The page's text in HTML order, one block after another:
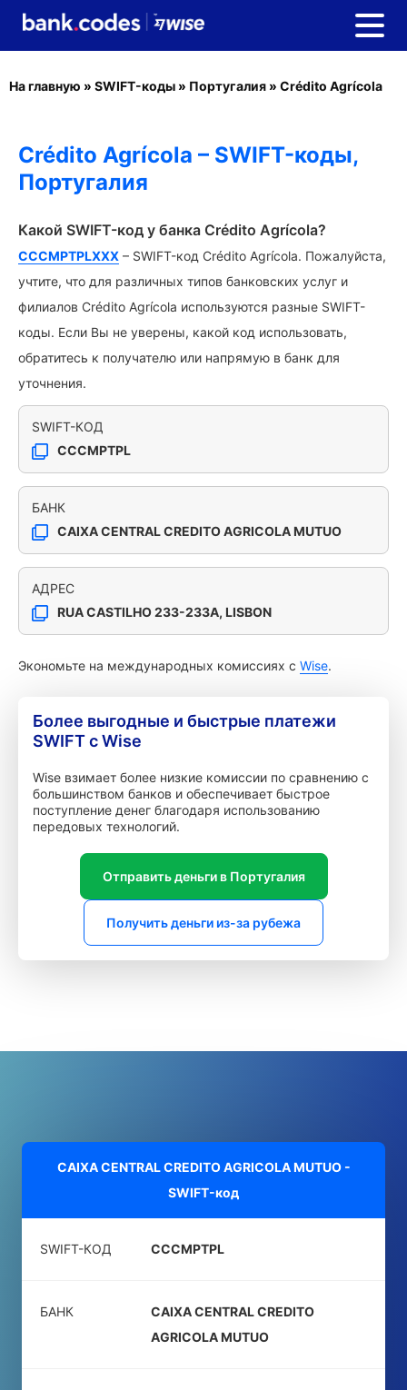
На главную » SWIFT-коды » Португалия » Crédito Agrícola
Crédito Agrícola – SWIFT-коды,
Португалия
Какой SWIFT-код у банка Crédito Agrícola?
CCCMPTPLXXX – SWIFT-код Crédito Agrícola. Пожалуйста,
учтите, что для различных типов банковских услуг и
филиалов Crédito Agrícola используются разные SWIFT-
коды. Если Вы не уверены, какой код использовать,
обратитесь к получателю или напрямую в банк для
уточнения.
SWIFT-КОД
CCCMPTPL
БАНК
CAIXA CENTRAL CREDITO AGRICOLA MUTUO
АДРЕС
RUA CASTILHO 233-233A, LISBON
Экономьте на международных комиссиях с Wise.
Более выгодные и быстрые платежи
SWIFT с Wise
Wise взимает более низкие комиссии по сравнению с
большинством банков и обеспечивает быстрое
поступление денег благодаря использованию
передовых технологий.
Отправить деньги в Португалия
Получить деньги из-за рубежа
CAIXA CENTRAL CREDITO AGRICOLA MUTUO -
SWIFT-код
SWIFT-КОД CCCMPTPL
БАНК
CAIXA CENTRAL CREDITO
AGRICOLA MUTUO